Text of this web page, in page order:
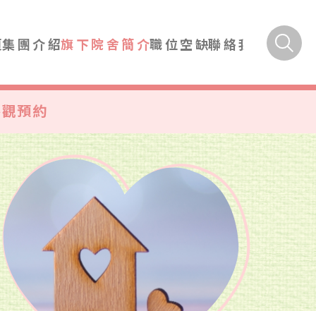
集團介紹旗下院舍簡介職位空缺聯絡我們
預約